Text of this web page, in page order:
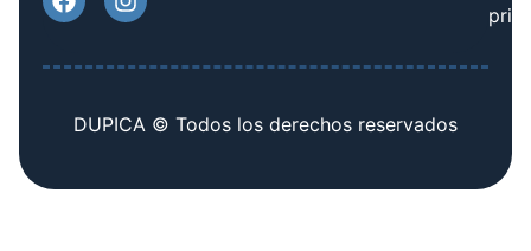
DUPICA © Todos los derechos reservados